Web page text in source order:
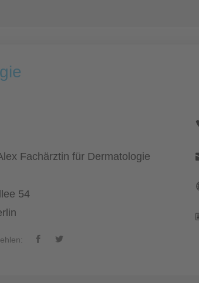
Fachärztin für Dermatologie
54